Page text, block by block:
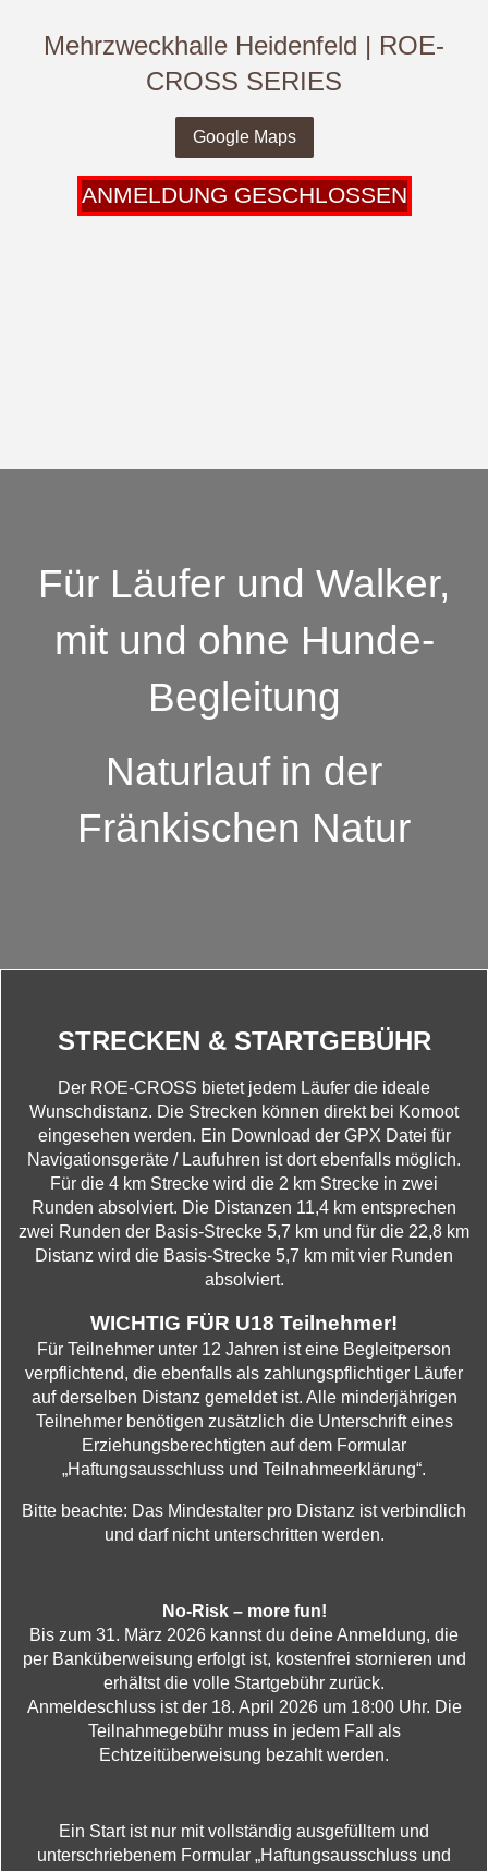
Mehrzweckhalle Heidenfeld | ROE-
CROSS SERIES
Google Maps
ANMELDUNG GESCHLOSSEN
Für Läufer und Walker,
mit und ohne Hunde-
Begleitung
Naturlauf in der
Fränkischen Natur
STRECKEN & STARTGEBÜHR
Der ROE-CROSS bietet jedem Läufer die ideale
Wunschdistanz. Die Strecken können direkt bei Komoot
eingesehen werden. Ein Download der GPX Datei für
Navigationsgeräte / Laufuhren ist dort ebenfalls möglich.
Für die 4 km Strecke wird die 2 km Strecke in zwei
Runden absolviert. Die Distanzen 11,4 km entsprechen
zwei Runden der Basis-Strecke 5,7 km und für die 22,8 km
Distanz wird die Basis-Strecke 5,7 km mit vier Runden
absolviert.
WICHTIG FÜR U18 Teilnehmer!
Für Teilnehmer unter 12 Jahren ist eine Begleitperson
verpflichtend, die ebenfalls als zahlungspflichtiger Läufer
auf derselben Distanz gemeldet ist. Alle minderjährigen
Teilnehmer benötigen zusätzlich die Unterschrift eines
Erziehungsberechtigten auf dem Formular
„Haftungsausschluss und Teilnahmeerklärung“.
Bitte beachte: Das Mindestalter pro Distanz ist verbindlich
und darf nicht unterschritten werden.
No-Risk – more fun!
Bis zum 31. März 2026 kannst du deine Anmeldung, die
per Banküberweisung erfolgt ist, kostenfrei stornieren und
erhältst die volle Startgebühr zurück.
Anmeldeschluss ist der 18. April 2026 um 18:00 Uhr. Die
Teilnahmegebühr muss in jedem Fall als
Echtzeitüberweisung bezahlt werden.
Ein Start ist nur mit vollständig ausgefülltem und
unterschriebenem Formular „Haftungsausschluss und